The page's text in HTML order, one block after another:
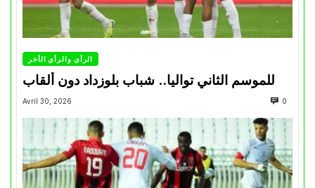
الرأي والرأي الأخر
للموسم الثاني تواليا.. شباب بلوزداد دون ألقاب
Avril 30, 2026 0